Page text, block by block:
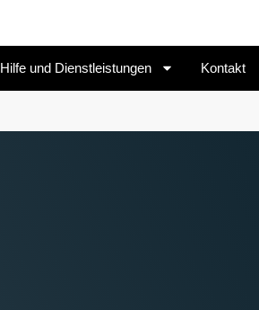
Hilfe und Dienstleistungen Kontakt